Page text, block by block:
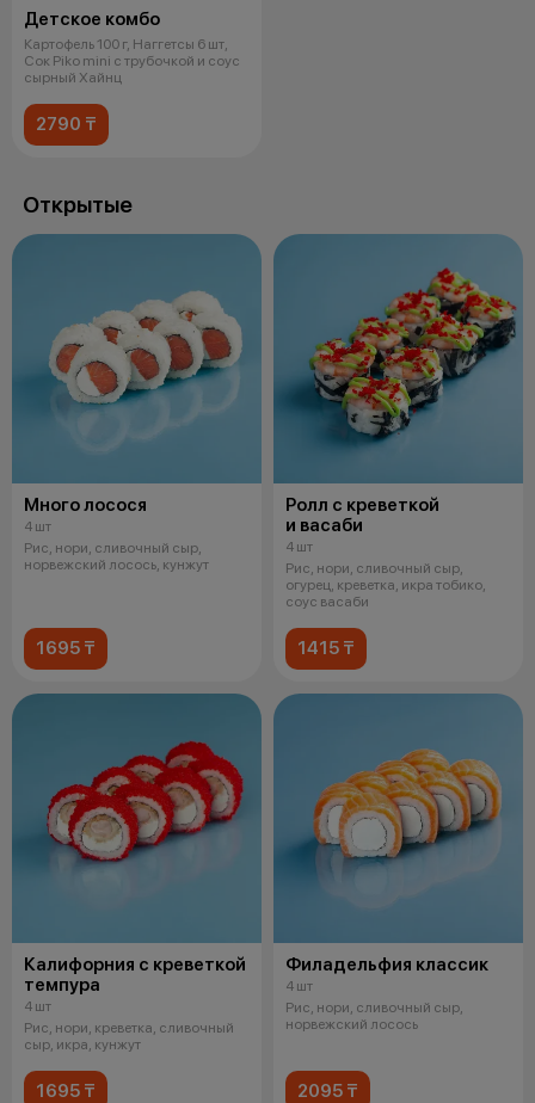
Детское комбо
Картофель 100 г, Наггетсы 6 шт,
Сок Piko mini с трубочкой и соус
сырный Хайнц
2790 ₸
Открытые
Много лосося
4 шт
Рис, нори, сливочный сыр,
норвежский лосось, кунжут
1695 ₸
Ролл с креветкой
и васаби
4 шт
Рис, нори, сливочный сыр,
огурец, креветка, икра тобико,
соус васаби
1415 ₸
Калифорния с креветкой
темпура
4 шт
Рис, нори, креветка, сливочный
сыр, икра, кунжут
1695 ₸
Филадельфия классик
4 шт
Рис, нори, сливочный сыр,
норвежский лосось
2095 ₸